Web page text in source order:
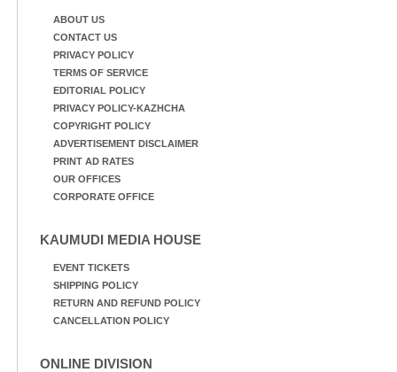
ABOUT US
CONTACT US
PRIVACY POLICY
TERMS OF SERVICE
EDITORIAL POLICY
PRIVACY POLICY-KAZHCHA
COPYRIGHT POLICY
ADVERTISEMENT DISCLAIMER
PRINT AD RATES
OUR OFFICES
CORPORATE OFFICE
KAUMUDI MEDIA HOUSE
EVENT TICKETS
SHIPPING POLICY
RETURN AND REFUND POLICY
CANCELLATION POLICY
ONLINE DIVISION